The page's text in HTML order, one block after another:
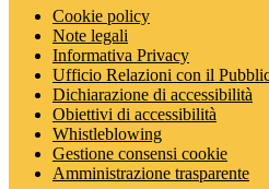
Cookie policy
Note legali
Informativa Privacy
Ufficio Relazioni con il
Dichiarazione di accessibilità
Obiettivi di accessibilità
Whistleblowing
Gestione consensi cookie
Amministrazione trasparente